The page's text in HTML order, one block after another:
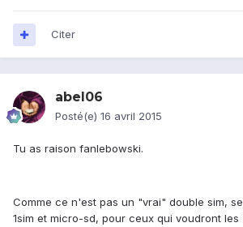
Citer
abel06
Posté(e) 16 avril 2015
Tu as raison fanlebowski.
Comme ce n'est pas un "vrai" double sim,
1sim et micro-sd, pour ceux qui voudront les